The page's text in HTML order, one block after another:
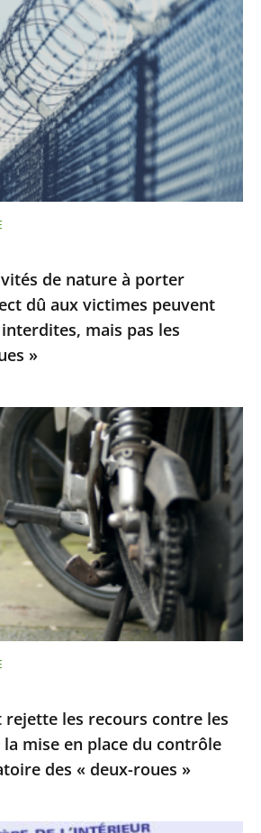
de nature à porter
dû aux victimes peuvent
mais pas les
»
rejette les recours contre les
mise en place du contrôle
des « deux-roues »